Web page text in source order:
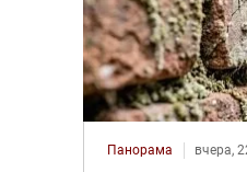
Панорама вчера,